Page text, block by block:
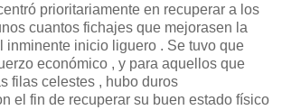
prioritariamente en recuperar a los
cuantos fichajes que mejorasen la
inminente inicio liguero . Se tuvo que
económico , y para aquellos que
filas celestes , hubo duros
el fin de recuperar su buen estado físico